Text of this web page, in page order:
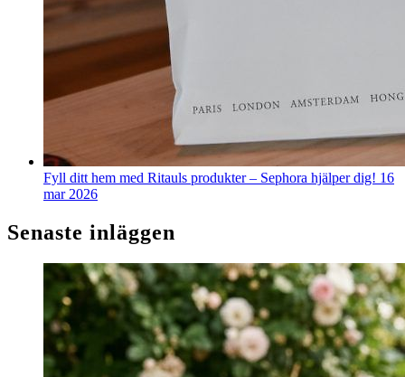
Fyll ditt hem med Ritauls produkter – Sephora hjälper dig! 16
mar 2026
Senaste inläggen